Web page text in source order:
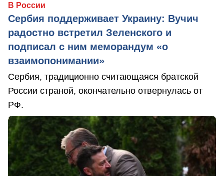
В России
Сербия поддерживает Украину: Вучич
радостно встретил Зеленского и
подписал с ним меморандум «о
взаимопонимании»
Сербия, традиционно считающаяся братской
России страной, окончательно отвернулась от
РФ.